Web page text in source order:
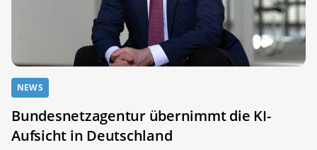
NEWS
Bundesnetzagentur übernimmt die KI-
Aufsicht in Deutschland